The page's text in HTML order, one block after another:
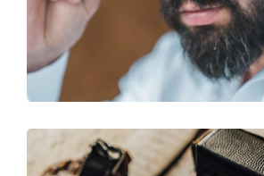
Peso:
Almofadas nasais ajustáveis:
Acessórios
Estojo:
Pano de limpeza:
Outros